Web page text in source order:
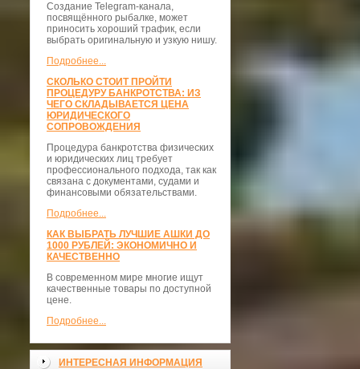
Создание Telegram-канала,
посвящённого рыбалке, может
приносить хороший трафик, если
выбрать оригинальную и узкую нишу.
Подробнее...
СКОЛЬКО СТОИТ ПРОЙТИ
ПРОЦЕДУРУ БАНКРОТСТВА: ИЗ
ЧЕГО СКЛАДЫВАЕТСЯ ЦЕНА
ЮРИДИЧЕСКОГО
СОПРОВОЖДЕНИЯ
Процедура банкротства физических
и юридических лиц требует
профессионального подхода, так как
связана с документами, судами и
финансовыми обязательствами.
Подробнее...
КАК ВЫБРАТЬ ЛУЧШИЕ АШКИ ДО
1000 РУБЛЕЙ: ЭКОНОМИЧНО И
КАЧЕСТВЕННО
В современном мире многие ищут
качественные товары по доступной
цене.
Подробнее...
ИНТЕРЕСНАЯ ИНФОРМАЦИЯ